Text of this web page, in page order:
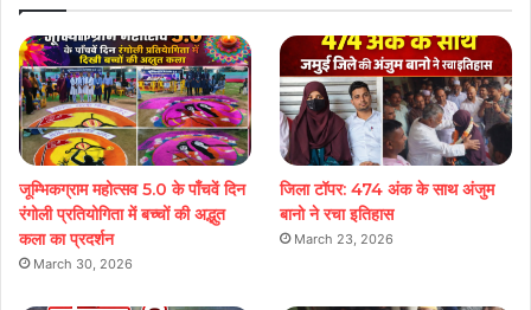
जूम्भिकग्राम महोत्सव 5.0 के पाँचवें दिन
रंगोली प्रतियोगिता में बच्चों की अद्भुत
कला का प्रदर्शन
March 30, 2026
जिला टॉपर: 474 अंक के साथ अंजुम
बानो ने रचा इतिहास
March 23, 2026